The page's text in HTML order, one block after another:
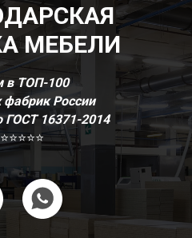
МЕБЕЛИ
в ТОП-100
России
ГОСТ 16371-2014